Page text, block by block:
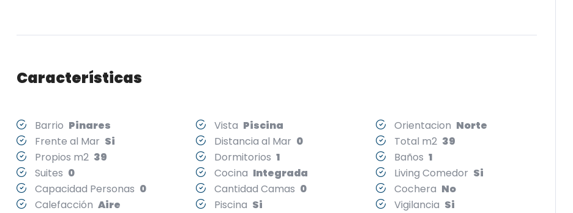
Características
Barrio Pinares Vista Piscina Orientacion Norte
Frente al Mar Si Distancia al Mar 0 Total m2 39
Propios m2 39 Dormitorios1 Baños 1
Suites 0 Cocina Integrada Living Comedor Si
Capacidad Personas 0 Cantidad Camas 0 Cochera No
Calefacción Aire
Piscina Si Vigilancia Si